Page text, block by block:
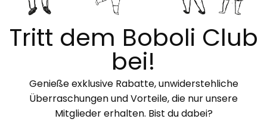
Tritt dem Boboli Club
bei!
Genieße exklusive Rabatte, unwiderstehliche
Überraschungen und Vorteile, die nur unsere
Mitglieder erhalten. Bist du dabei?